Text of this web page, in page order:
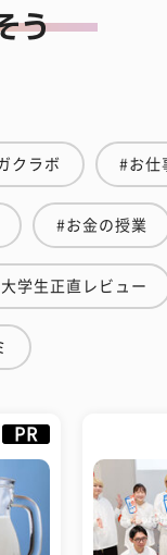
クラボ #お仕
#お金の授業
学生正直レビュー
PR